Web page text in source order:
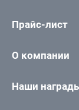
Прайс-лист
О компании
Наши